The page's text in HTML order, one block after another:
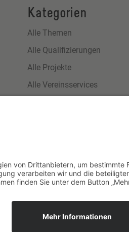
Kategorien
Alle Themen
Alle Qualifizierungen
Alle Projekte
Alle Vereinsservices